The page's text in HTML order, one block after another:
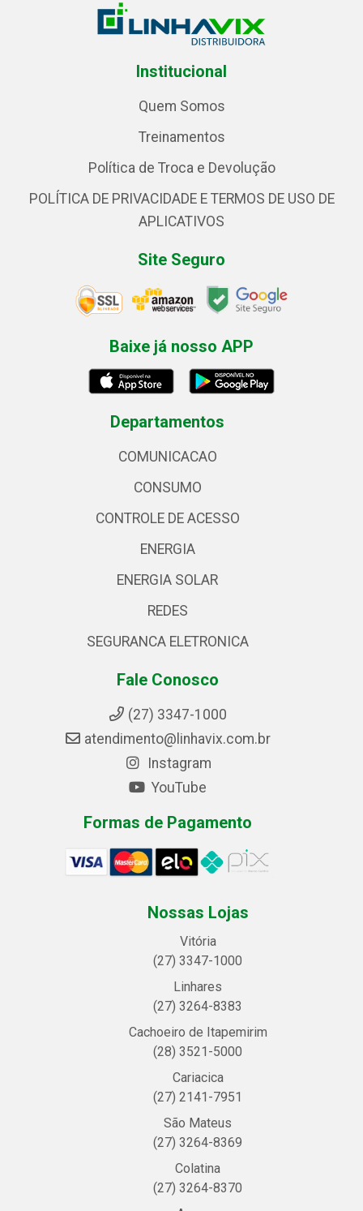
Institucional
Quem Somos
Treinamentos
Política de Troca e Devolução
POLÍTICA DE PRIVACIDADE E TERMOS DE USO DE
APLICATIVOS
Site Seguro
Baixe já nosso APP
Departamentos
COMUNICACAO
CONSUMO
CONTROLE DE ACESSO
ENERGIA
ENERGIA SOLAR
REDES
SEGURANCA ELETRONICA
Fale Conosco
(27) 3347-1000
atendimento@linhavix.com.br
Instagram
YouTube
Formas de Pagamento
Nossas Lojas
Vitória
(27) 3347-1000
Linhares
(27) 3264-8383
Cachoeiro de Itapemirim
(28) 3521-5000
Cariacica
(27) 2141-7951
São Mateus
(27) 3264-8369
Colatina
(27) 3264-8370